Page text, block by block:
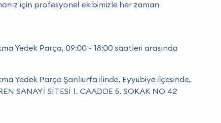
için profesyonel ekibimizle her zaman
Yedek Parça, 09:00 - 18:00 saatleri arasında
Yedek Parça Şanlıurfa ilinde, Eyyübiye ilçesinde,
SANAYİ SİTESİ 1. CAADDE 5. SOKAK NO 42